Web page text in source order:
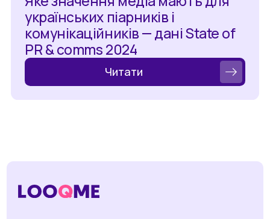
українських піарників і
комунікаційників — дані State of
PR & comms 2024
Читати